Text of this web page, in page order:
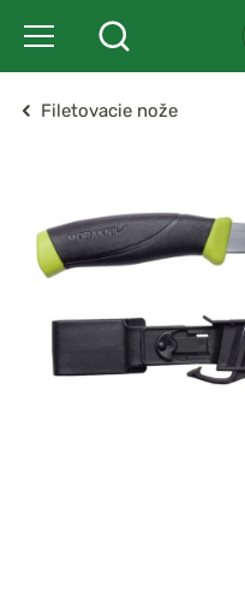
Filetovacie nože